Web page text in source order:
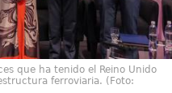
que ha tenido el Reino Unido
ferroviaria. (Foto: